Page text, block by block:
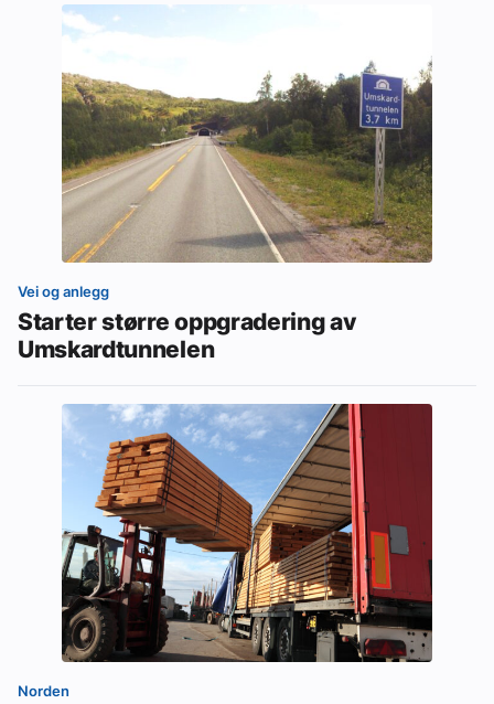
Vei og anlegg
Starter større oppgradering av
Umskardtunnelen
Norden